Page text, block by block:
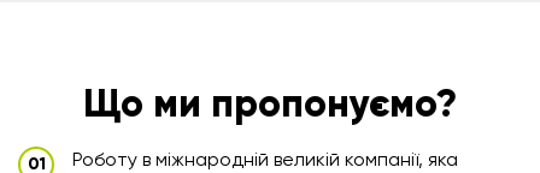
Що ми пропонуємо?
Роботу в міжнародній великій компанії, яка